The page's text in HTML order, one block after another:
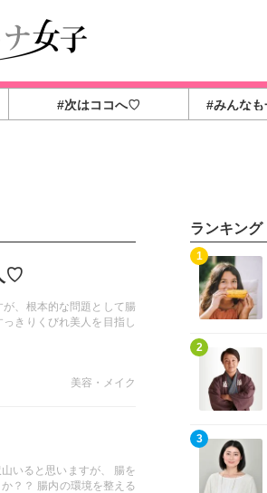
#次はココへ♡ #みんなも
♡
、根本的な問題として腸
きりくびれ美人を目指し
美容・メイク
いると思いますが、 腸を
？？ 腸内の環境を整える
ランキン
1
2
3